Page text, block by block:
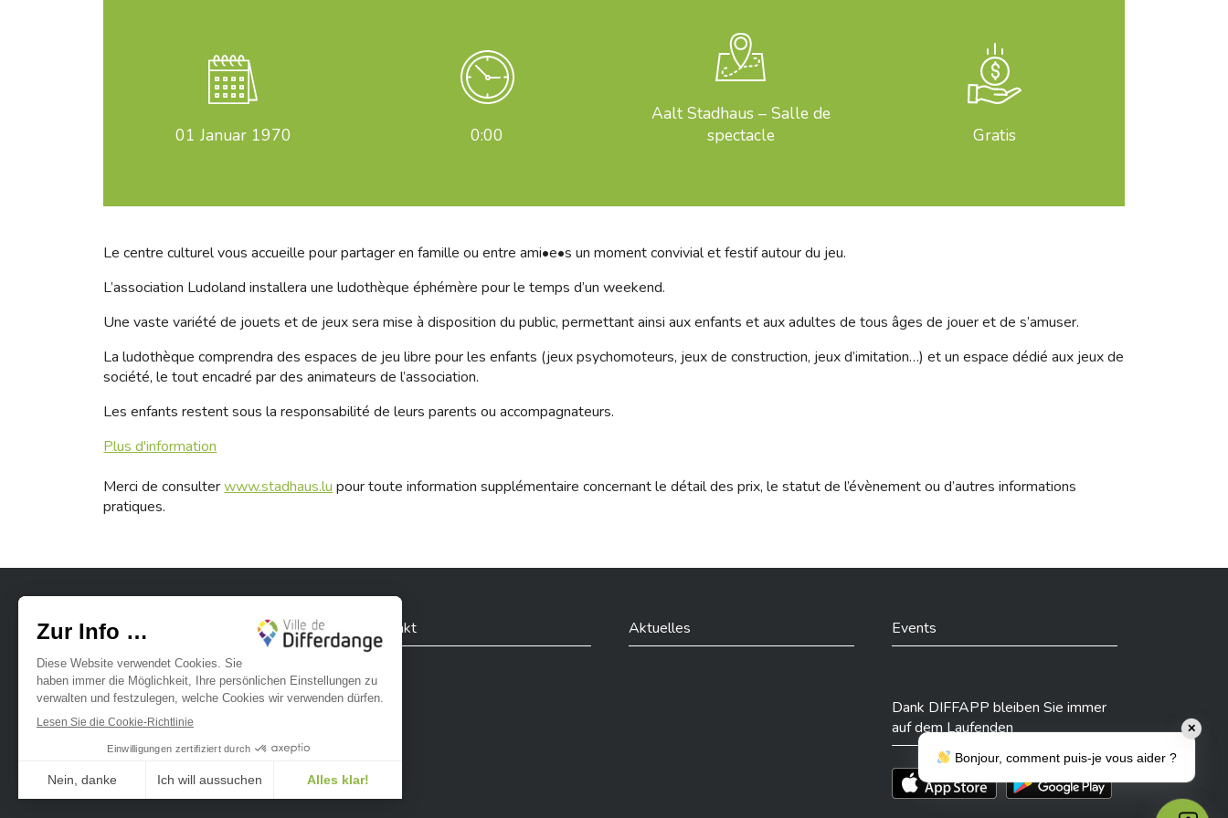
01 Januar 1970 0:00
Aalt Stadhaus – Salle de
spectacle
Gratis
Le centre culturel vous accueille pour partager en famille ou entre ami•e•s un moment convivial et festif autour du jeu.
L’association Ludoland installera une ludothèque éphémère pour le temps d’un weekend.
Une vaste variété de jouets et de jeux sera mise à disposition du public, permettant ainsi aux enfants et aux adultes de tous âges de jouer et de s’amuser.
La ludothèque comprendra des espaces de jeu libre pour les enfants (jeux psychomoteurs, jeux de construction, jeux d’imitation…) et un espace dédié aux jeux de
société, le tout encadré par des animateurs de l’association.
Les enfants restent sous la responsabilité de leurs parents ou accompagnateurs.
Plus d'information
Merci de consulterwww.stadhaus.lu pour toute information supplémentaire concernant le détail des prix, le statut de l’évènement ou d’autres informations
pratiques.
Ville de Differdange sur Facebook
Ville de Differdange sur Instagram
Ville de Differdange sur YouTube
Ville de Differdange sur TikTok
Ville de Differdange sur Linkedin
Hoplr
Kontakt Aktuelles Events
Dank DIFFAPP bleiben Sie immer
auf dem Laufenden
Téléchargez l'app sur l'App StoreTéléchargez l'app sur Play Store
✕
Bonjour, comment puis-je vous aider ?